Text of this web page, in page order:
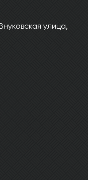
третьим
третьим
третьим
улица,